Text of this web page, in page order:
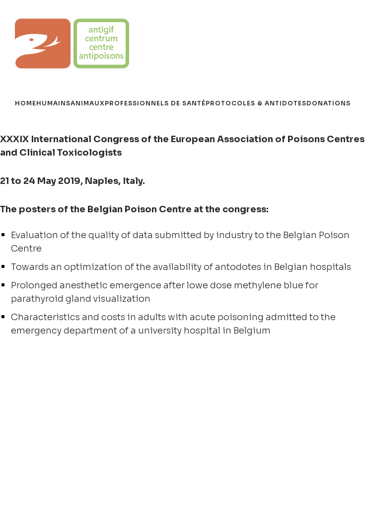
contenu
Centre Antipoisons
HOMEHUMAINSANIMAUX PROFESSIONNELS DE SANTÉPROTOCOLES & ANTIDOTESDONATIONS
XXXIX International Congress of the European Association of Poisons Centres
and Clinical Toxicologists
21 to 24 May 2019, Naples, Italy.
The posters of the Belgian Poison Centre at the congress:
Evaluation of the quality of data submitted by industry to the Belgian Poison
Centre
Towards an optimization of the availability of antodotes in Belgian hospitals
Prolonged anesthetic emergence after lowe dose methylene blue for
parathyroid gland visualization
Characteristics and costs in adults with acute poisoning admitted to the
emergency department of a university hospital in Belgium